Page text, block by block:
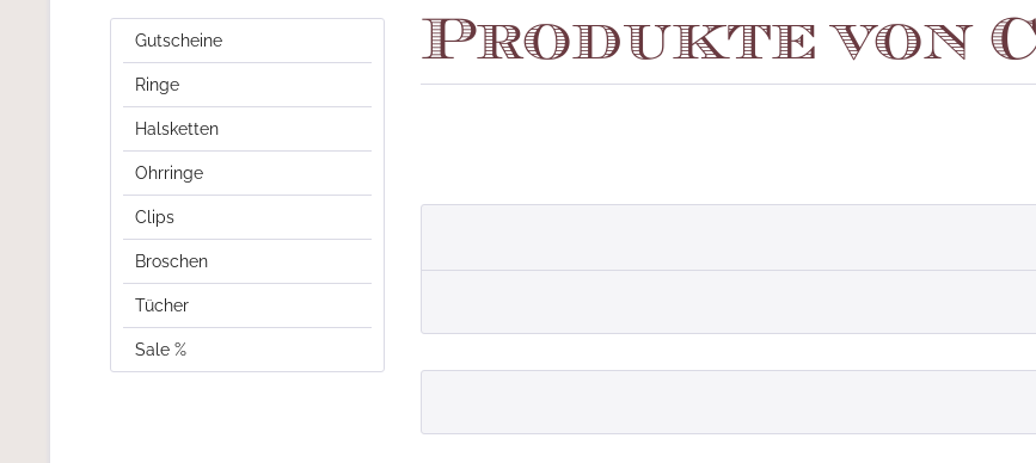
Gutscheine
Ringe
Halsketten
Ohrringe
Clips
Broschen
Tücher
Sale %
Produkte von